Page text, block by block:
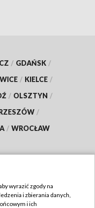
/ GDAŃSK /
/ KIELCE /
/ OLSZTYN /
/
/ WROCŁAW
wyrazić zgody na
i zbierania danych,
i ich